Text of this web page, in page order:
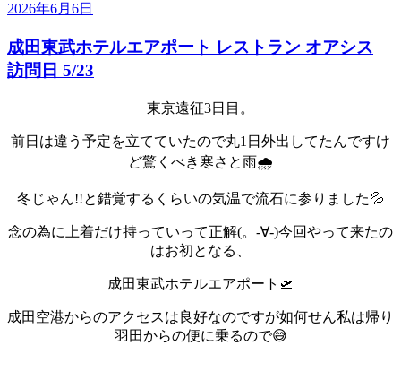
2026年6月6日
成田東武ホテルエアポート レストラン オアシス
訪問日 5/23
東京遠征3日目。
前日は違う予定を立てていたので丸1日外出してたんですけ
ど驚くべき寒さと雨🌧️
冬じゃん!!と錯覚するくらいの気温で流石に参りました💦
念の為に上着だけ持っていって正解(。-∀-)今回やって来たの
はお初となる、
成田東武ホテルエアポート🛫
成田空港からのアクセスは良好なのですが如何せん私は帰り
羽田からの便に乗るので😅